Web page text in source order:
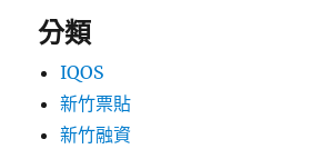
分類
IQOS
新竹票貼
新竹融資